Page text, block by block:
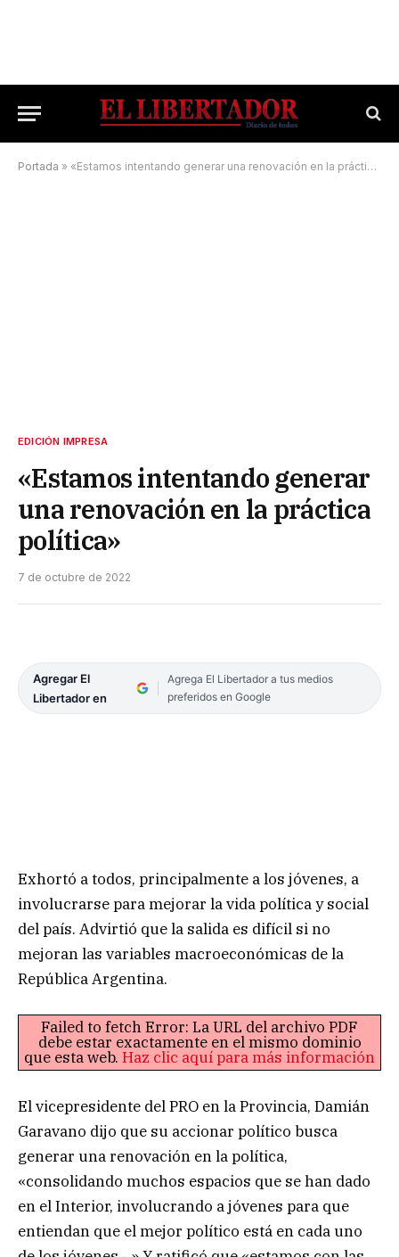
Portada » «Estamos intentando generar una renovación en la práctica política»
EDICIÓN IMPRESA
«Estamos intentando generar
una renovación en la práctica
política»
7 de octubre de 2022
Agregar El
Libertador en
Agrega El Libertador a tus medios
preferidos en Google
Exhortó a todos, principalmente a los jóvenes, a
involucrarse para mejorar la vida política y social
del país. Advirtió que la salida es difícil si no
mejoran las variables macroeconómicas de la
República Argentina.
Failed to fetch Error: La URL del archivo PDF
debe estar exactamente en el mismo dominio
que esta web. Haz clic aquí para más información
El vicepresidente del PRO en la Provincia, Damián
Garavano dijo que su accionar político busca
generar una renovación en la política,
«consolidando muchos espacios que se han dado
en el Interior, involucrando a jóvenes para que
entiendan que el mejor político está en cada uno